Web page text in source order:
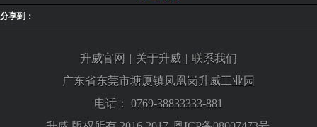
分享到：
升威官网 | 关于升威 | 联系我们
广东省东莞市塘厦镇凤凰岗升威工业园
电话： 0769-38833333-881